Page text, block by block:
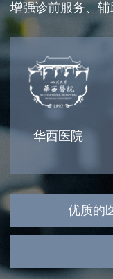
增强诊前服务、
华西医院
优质的